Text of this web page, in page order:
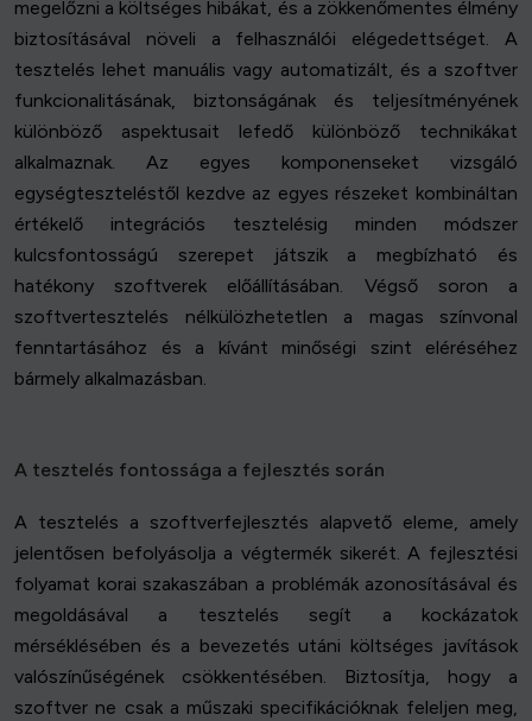
megelőzni a költséges hibákat, és a zökkenőmentes élmény
biztosításával növeli a felhasználói elégedettséget. A
tesztelés lehet manuális vagy automatizált, és a szoftver
funkcionalitásának, biztonságának és teljesítményének
különböző aspektusait lefedő különböző technikákat
alkalmaznak. Az egyes komponenseket vizsgáló
egységteszteléstől kezdve az egyes részeket kombináltan
értékelő integrációs tesztelésig minden módszer
kulcsfontosságú szerepet játszik a megbízható és
hatékony szoftverek előállításában. Végső soron a
szoftvertesztelés nélkülözhetetlen a magas színvonal
fenntartásához és a kívánt minőségi szint eléréséhez
bármely alkalmazásban.
A tesztelés fontossága a fejlesztés során
A tesztelés a szoftverfejlesztés alapvető eleme, amely
jelentősen befolyásolja a végtermék sikerét. A fejlesztési
folyamat korai szakaszában a problémák azonosításával és
megoldásával a tesztelés segít a kockázatok
mérséklésében és a bevezetés utáni költséges javítások
valószínűségének csökkentésében. Biztosítja, hogy a
szoftver ne csak a műszaki specifikációknak feleljen meg,